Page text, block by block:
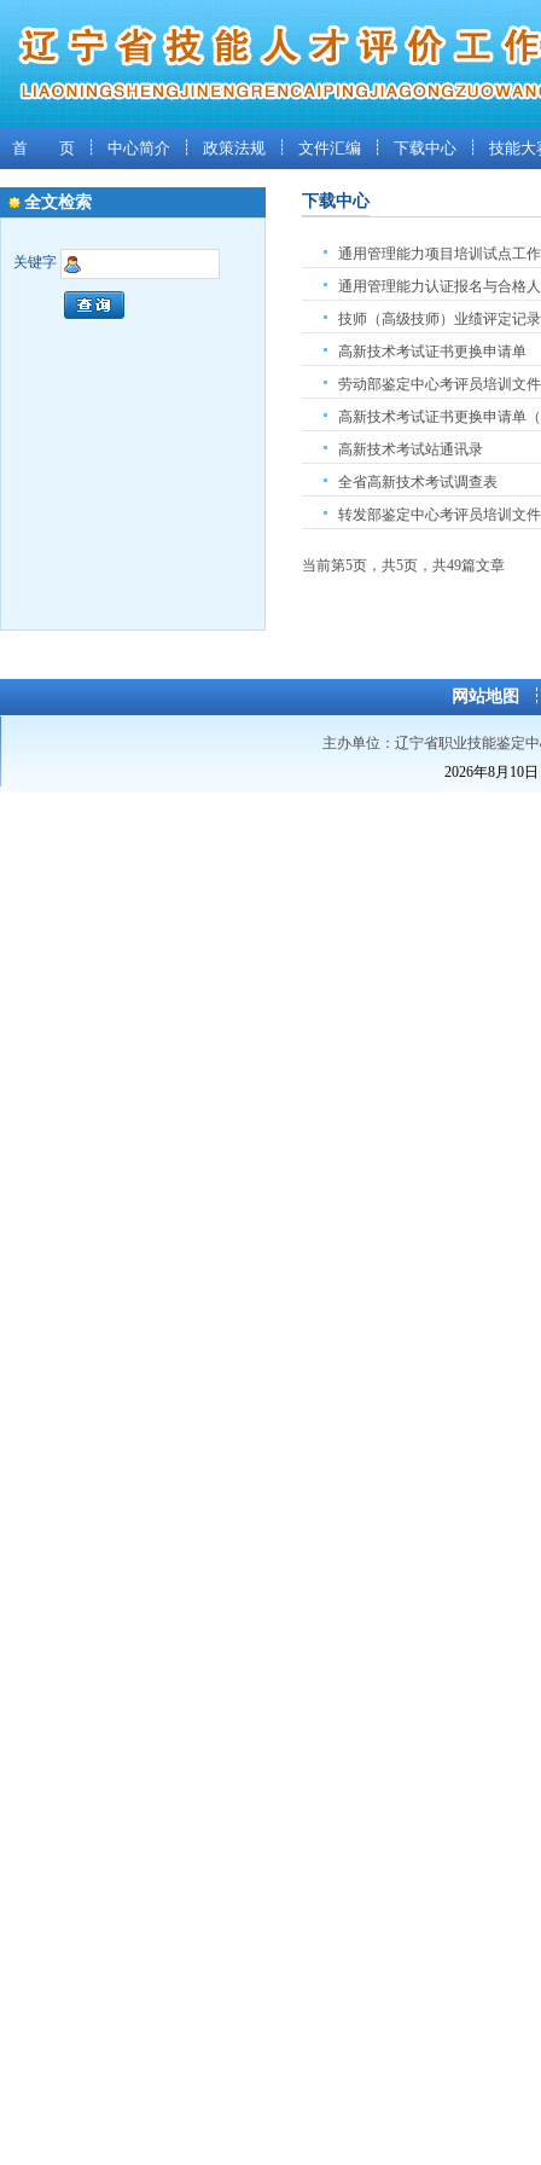
首 页 ┊ 中心简介 ┊ 政策法规 ┊ 文件汇编 ┊ 下载中心 ┊ 技能大
全文检索
关键字
下载中心
通用管理能力项目培训试点工
通用管理能力认证报名与合格
技师（高级技师）业绩评定记
高新技术考试证书更换申请单
劳动部鉴定中心考评员培训文
高新技术考试证书更换申请单
高新技术考试站通讯录
全省高新技术考试调查表
转发部鉴定中心考评员培训文件
当前第5页，共5页，共
网站地图
主办单位：辽宁省职业技能鉴定
2026年8月10日